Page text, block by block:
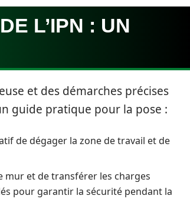
L’IPN : UN
et des démarches précises
guide pratique pour la pose :
de dégager la zone de travail et de
mur et de transférer les charges
pour garantir la sécurité pendant la